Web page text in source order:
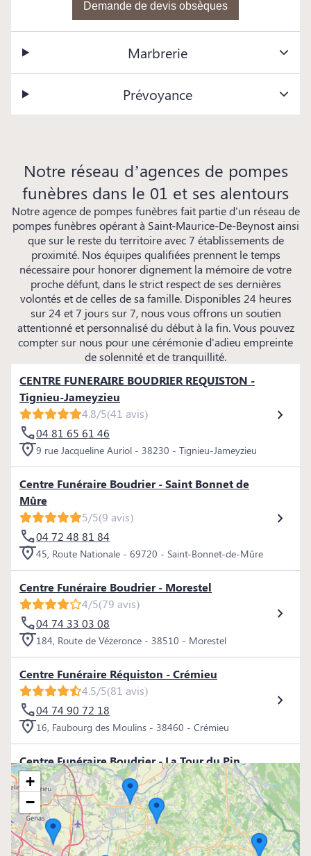
Demande de devis obsèques
Marbrerie
Prévoyance
Notre réseau d’agences de pompes
funèbres dans le 01 et ses alentours
Notre agence de pompes funèbres fait partie d'un réseau de
pompes funèbres opérant à Saint-Maurice-De-Beynost ainsi
que sur le reste du territoire avec 7 établissements de
proximité. Nos équipes qualifiées prennent le temps
nécessaire pour honorer dignement la mémoire de votre
proche défunt, dans le strict respect de ses dernières
volontés et de celles de sa famille. Disponibles 24 heures
sur 24 et 7 jours sur 7, nous vous offrons un soutien
attentionné et personnalisé du début à la fin. Vous pouvez
compter sur nous pour une cérémonie d'adieu empreinte
de solennité et de tranquillité.
CENTRE FUNERAIRE BOUDRIER REQUISTON -
Tignieu-Jameyzieu
4.8/5(41 avis)
04 81 65 61 46
9 rue Jacqueline Auriol - 38230 - Tignieu-Jameyzieu
Centre Funéraire Boudrier - Saint Bonnet de
Mûre
5/5(9 avis)
04 72 48 81 84
45, Route Nationale - 69720 - Saint-Bonnet-de-Mûre
Centre Funéraire Boudrier - Morestel
4/5(79 avis)
04 74 33 03 08
184, Route de Vézeronce - 38510 - Morestel
Centre Funéraire Réquiston - Crémieu
4.5/5(81 avis)
04 74 90 72 18
16, Faubourg des Moulins - 38460 - Crémieu
Centre Funéraire Boudrier - La Tour du Pin
4.5/5(98 avis)
04 74 97 80 80
16, Rue Jean Ferrand - 38110 - La Tour-du-Pin
Centre Funéraire Boudrier - La Verpillère
+
−